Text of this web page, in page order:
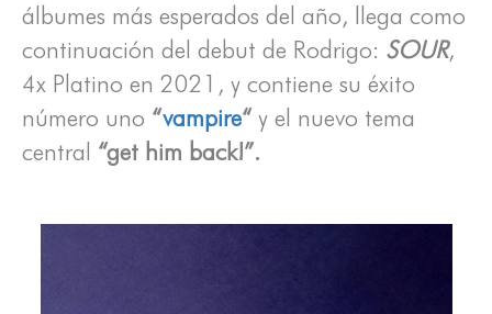
álbumes más esperados del año, llega como
continuación del debut de Rodrigo: SOUR,
4x Platino en 2021, y contiene su éxito
número uno “vampire“ y el nuevo tema
central “get him back!”.